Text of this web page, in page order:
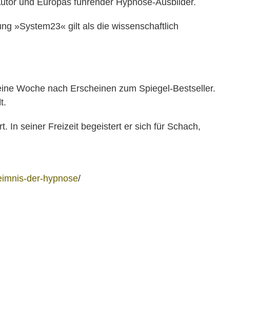
und Europas führender Hypnose-Ausbilder.
»System23« gilt als die wissenschaftlich
Woche nach Erscheinen zum Spiegel-Bestseller.
In seiner Freizeit begeistert er sich für Schach,
der-hypnose/